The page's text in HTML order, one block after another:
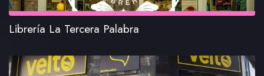
Librería La Tercera Palabra